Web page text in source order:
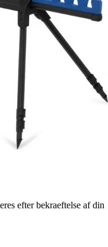
efter bekraeftelse af din